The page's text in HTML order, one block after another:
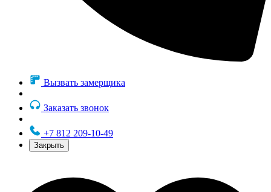
Вызвать замерщика
Заказать звонок
+7 812 209-10-49
Закрыть